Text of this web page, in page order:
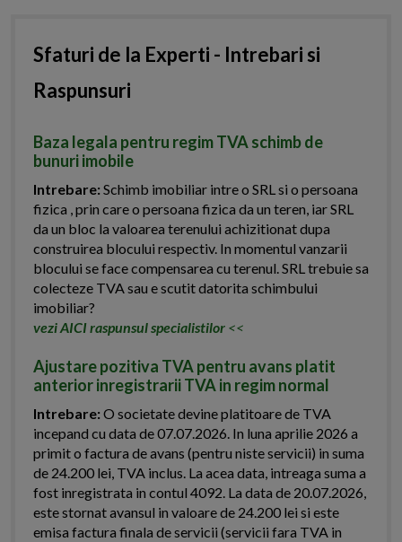
Sfaturi de la Experti - Intrebari si
Raspunsuri
Baza legala pentru regim TVA schimb de
bunuri imobile
Intrebare:Schimb imobiliar intre o SRL si o persoana
fizica , prin care o persoana fizica da un teren, iar SRL
da un bloc la valoarea terenului achizitionat dupa
construirea blocului respectiv. In momentul vanzarii
blocului se face compensarea cu terenul. SRL trebuie sa
colecteze TVA sau e scutit datorita schimbului
imobiliar?
vezi AICI raspunsul specialistilor <<
Ajustare pozitiva TVA pentru avans platit
anterior inregistrarii TVA in regim normal
Intrebare:O societate devine platitoare de TVA
incepand cu data de 07.07.2026. In luna aprilie 2026 a
primit o factura de avans (pentru niste servicii) in suma
de 24.200 lei, TVA inclus. La acea data, intreaga suma a
fost inregistrata in contul 4092. La data de 20.07.2026,
este stornat avansul in valoare de 24.200 lei si este
emisa factura finala de servicii (servicii fara TVA in